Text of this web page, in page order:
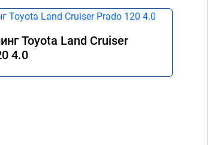
Toyota Land Cruiser
4.0